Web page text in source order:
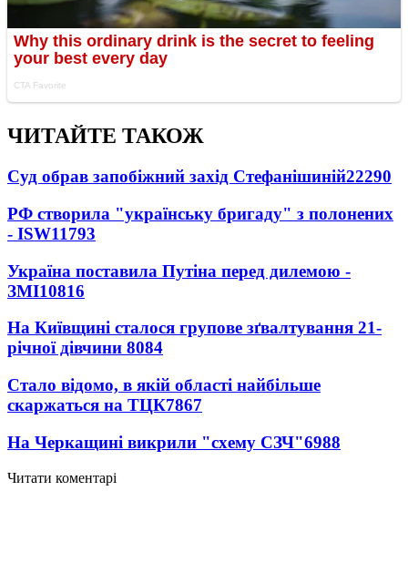
ЧИТАЙТЕ ТАКОЖ
Суд обрав запобіжний захід Стефанішиній22290
РФ створила "українську бригаду" з полонених
- ISW11793
Україна поставила Путіна перед дилемою -
ЗМІ10816
На Київщині сталося групове зґвалтування 21-
річної дівчини 8084
Стало відомо, в якій області найбільше
скаржаться на ТЦК7867
На Черкащині викрили "схему СЗЧ"6988
Читати коментарі